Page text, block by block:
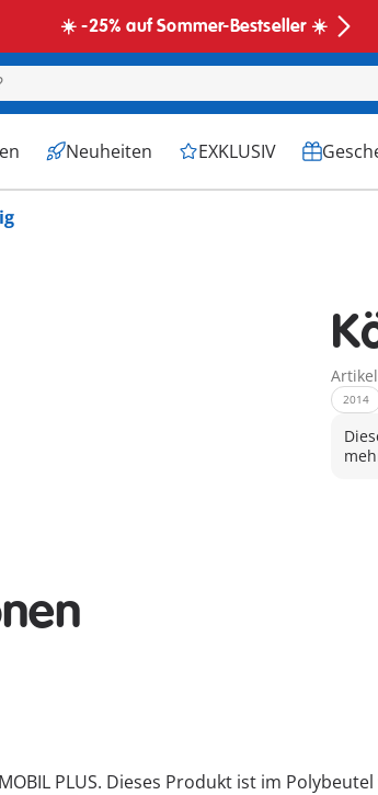
☀️ -25% auf Sommer-Bestseller ☀️
Neuheiten EXKLUSIV
2014
PLUS. Dieses Produkt ist im